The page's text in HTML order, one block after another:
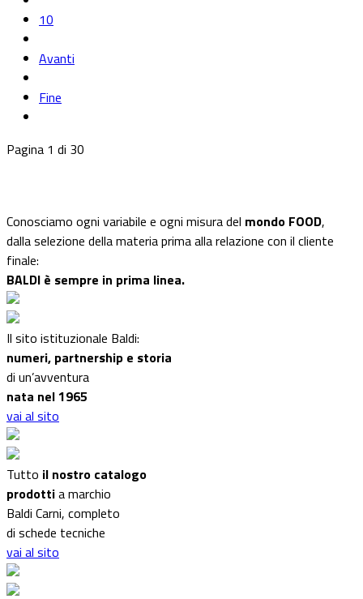
10
Avanti
Fine
Pagina 1 di 30
Conosciamo ogni variabile e ogni misura del mondo FOOD,
dalla selezione della materia prima alla relazione con il cliente
finale:
BALDI è sempre in prima linea.
Il sito istituzionale Baldi:
numeri, partnership e storia
di un’avventura
nata nel 1965
vai al sito
Tutto il nostro catalogo
prodottia marchio
Baldi Carni, completo
di schede tecniche
vai al sito